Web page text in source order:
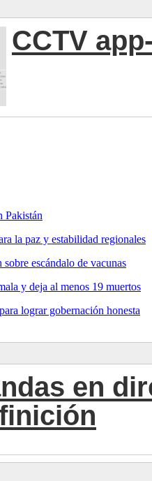
CCTV
Pakistán
la paz y estabilidad regionales
escándalo de vacunas
y deja al menos 19 muertos
lograr gobernación honesta
en